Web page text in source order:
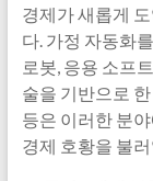
경제가 새롭게
다. 가정 자동화
로봇, 응용 소프
술을 기반으로
등은 이러한 분
경제 호황을 불